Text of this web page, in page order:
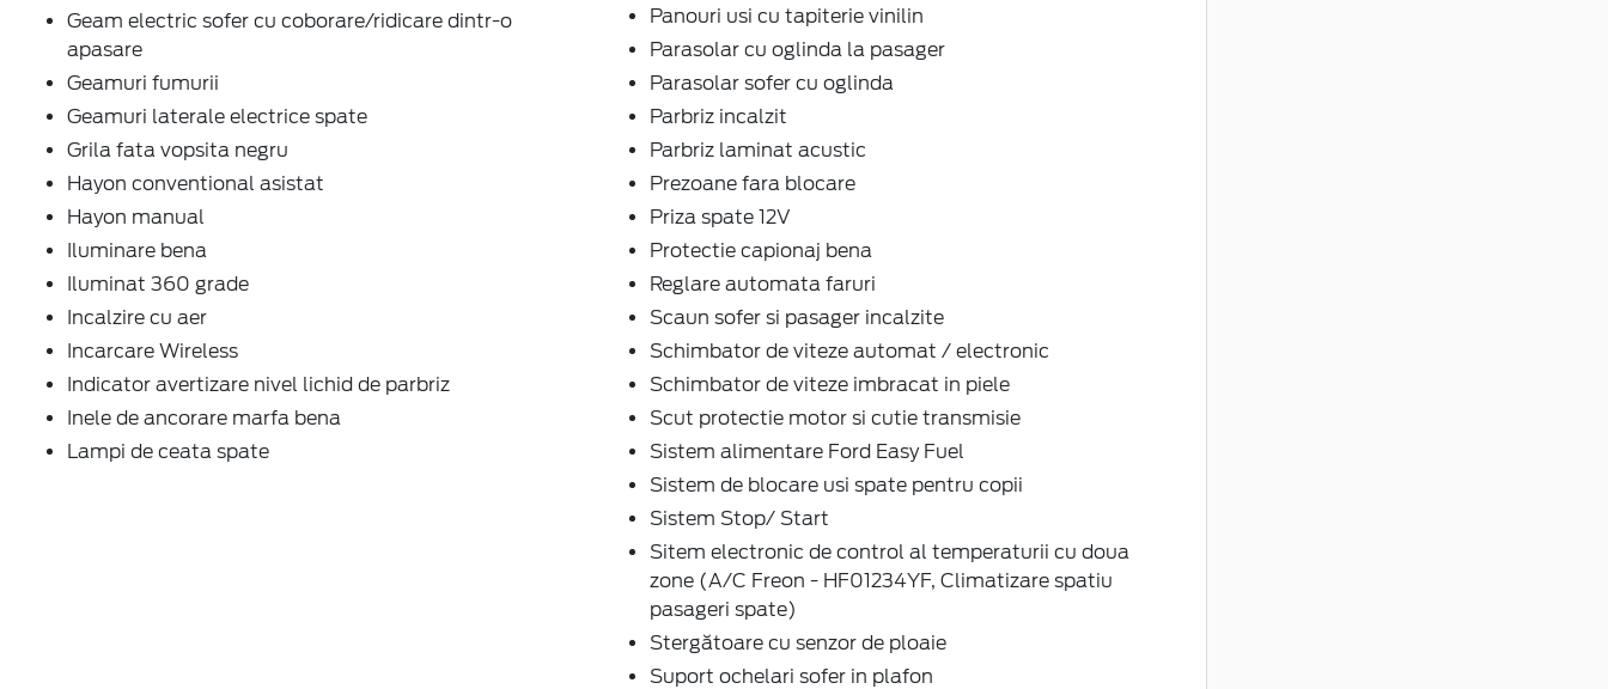
Geam electric sofer cu coborare/ridicare dintr-o
apasare
Geamuri fumurii
Geamuri laterale electrice spate
Grila fata vopsita negru
Hayon conventional asistat
Hayon manual
Iluminare bena
Iluminat 360 grade
Incalzire cu aer
Incarcare Wireless
Indicator avertizare nivel lichid de parbriz
Inele de ancorare marfa bena
Lampi de ceata spate
Panouri usi cu tapiterie vinilin
Parasolar cu oglinda la pasager
Parasolar sofer cu oglinda
Parbriz incalzit
Parbriz laminat acustic
Prezoane fara blocare
Priza spate 12V
Protectie capionaj bena
Reglare automata faruri
Scaun sofer si pasager incalzite
Schimbator de viteze automat / electronic
Schimbator de viteze imbracat in piele
Scut protectie motor si cutie transmisie
Sistem alimentare Ford Easy Fuel
Sistem de blocare usi spate pentru copii
Sistem Stop/ Start
Sitem electronic de control al temperaturii cu doua
zone (A/C Freon - HF01234YF, Climatizare spatiu
pasageri spate)
Stergătoare cu senzor de ploaie
Suport ochelari sofer in plafon